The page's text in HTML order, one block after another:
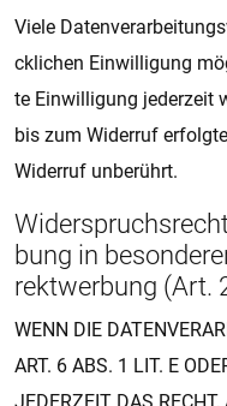
Viele
ck­li­chen Ein­wil­li­gung
te Ein­wil­li­gung je­der­zeit
bis zum Wi­der­ruf
Wi­der­ruf un­be­rührt.
bung in
rekt­wer­bung (Art.
WENN DIE
ART. 6 ABS. 1 LIT. E